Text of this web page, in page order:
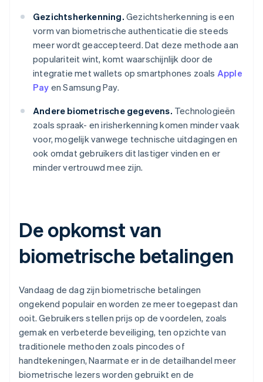
Gezichtsherkenning. Gezichtsherkenning is een
vorm van biometrische authenticatie die steeds
meer wordt geaccepteerd. Dat deze methode aan
populariteit wint, komt waarschijnlijk door de
integratie met wallets op smartphones zoals Apple
Pay en Samsung Pay.
Andere biometrische gegevens. Technologieën
zoals spraak- en irisherkenning komen minder vaak
voor, mogelijk vanwege technische uitdagingen en
ook omdat gebruikers dit lastiger vinden en er
minder vertrouwd mee zijn.
De opkomst van
biometrische betalingen
Vandaag de dag zijn biometrische betalingen
ongekend populair en worden ze meer toegepast dan
ooit. Gebruikers stellen prijs op de voordelen, zoals
gemak en verbeterde beveiliging, ten opzichte van
traditionele methoden zoals pincodes of
handtekeningen, Naarmate er in de detailhandel meer
biometrische lezers worden gebruikt en de